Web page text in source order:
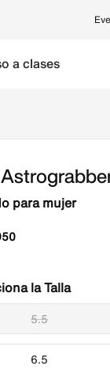
a clases
para mujer
Talla
5.5
6.5